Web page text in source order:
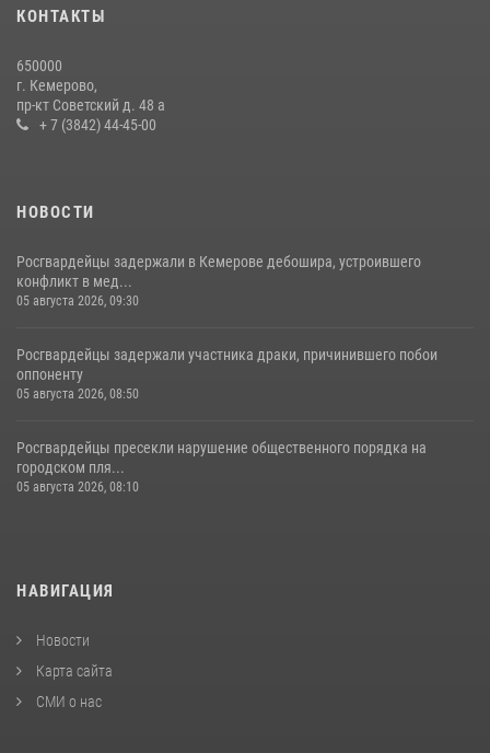
20 июля 2026, 08:52
гипермаркета товары на 13 тысяч рублей (ВИДЕО)
16 июля 2026, 06:43
КОНТАКТЫ
650000
г. Кемерово,
пр-кт Советский д. 48 а
+ 7 (3842) 44-45-00
НОВОСТИ
Росгвардейцы задержали в Кемерове дебошира, устроившего
конфликт в мед...
05 августа 2026, 09:30
Росгвардейцы задержали участника драки, причинившего побои
оппоненту
05 августа 2026, 08:50
Росгвардейцы пресекли нарушение общественного порядка на
городском пля...
05 августа 2026, 08:10
НАВИГАЦИЯ
Новости
Карта сайта
СМИ о нас